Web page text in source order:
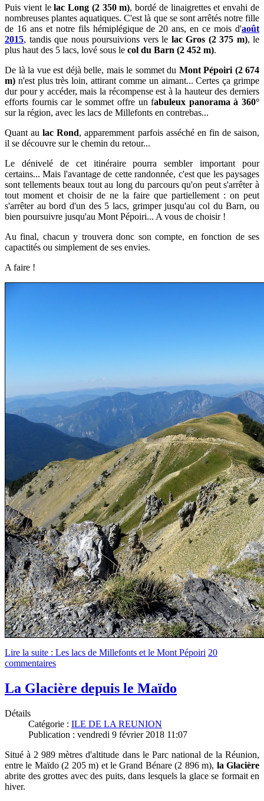
Puis vient lelac Long (2 350 m), bordé de linaigrettes et envahi de
nombreuses plantes aquatiques. C'est là que se sont arrêtés notre fille
de 16 ans et notre fils hémiplégique de 20 ans, en ce mois d'août
2015, tandis que nous poursuivions vers le lac Gros (2 375 m), le
plus haut des 5 lacs, lové sous le col du Barn (2 452 m).
De là la vue est déjà belle, mais le sommet du Mont Pépoiri (2 674
m) n'est plus très loin, attirant comme un aimant... Certes ça grimpe
dur pour y accéder, mais la récompense est à la hauteur des derniers
efforts fournis car le sommet offre un fabuleux panorama à 360°
sur la région, avec les lacs de Millefonts en contrebas...
Quant aulac Rond, apparemment parfois asséché en fin de saison,
il se découvre sur le chemin du retour...
Le dénivelé de cet itinéraire pourra sembler important pour
certains... Mais l'avantage de cette randonnée, c'est que les paysages
sont tellements beaux tout au long du parcours qu'on peut s'arrêter à
tout moment et choisir de ne la faire que partiellement : on peut
s'arrêter au bord d'un des 5 lacs, grimper jusqu'au col du Barn, ou
bien poursuivre jusqu'au Mont Pépoiri... A vous de choisir !
Au final, chacun y trouvera donc son compte, en fonction de ses
capactités ou simplement de ses envies.
A faire !
Lire la suite : Les lacs de Millefonts et le Mont Pépoiri 20
commentaires
La Glacière depuis le Maïdo
Détails
Catégorie : ILE DE LA REUNION
Publication : vendredi 9 février 2018 11:07
Situé à 2 989 mètres d'altitude dans le Parc national de la Réunion,
entre le Maïdo (2 205 m) et le Grand Bénare (2 896 m), la Glacière
abrite des grottes avec des puits, dans lesquels la glace se formait en
hiver.